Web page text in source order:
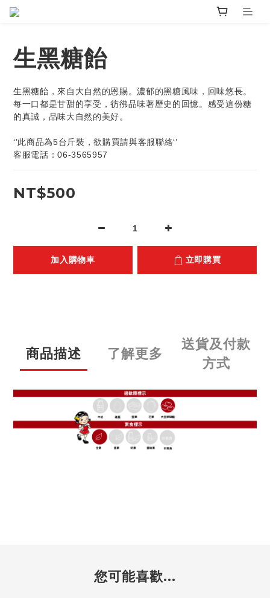
生黑糖飴
生黑糖飴，來自大自然的恩賜。濃郁的黑糖風味，回味悠長。
每一口都是甘甜的享受，彷彿品味著歷史的回憶。感受這份糖
的真誠，品味大自然的美好。
‘’此商品為5台斤裝，欲購買請與客服聯絡‘’
客服電話：06-3565957
NT$500
加入購物車 立即購買
商品描述 了解更多
送貨及付款
方式
您可能喜歡...